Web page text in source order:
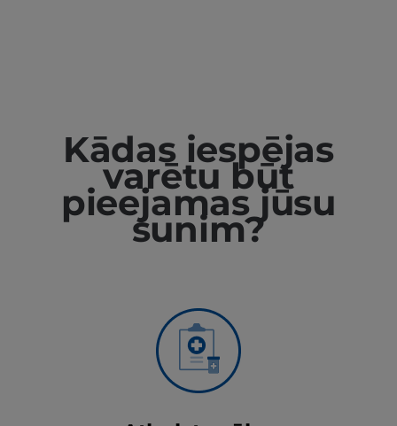
Kādas iespējas
varētu būt
pieejamas jūsu
sunim?